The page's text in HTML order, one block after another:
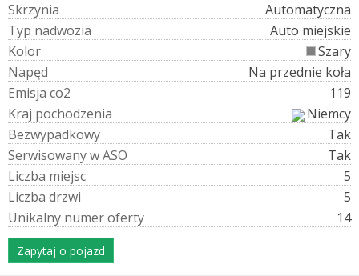
Skrzynia
Automatyczna
Typ nadwozia
Auto miejskie
Kolor
Szary
Napęd
Na przednie koła
Emisja co2
119
Kraj pochodzenia
Niemcy
Bezwypadkowy
Tak
SerwisowanywASO
Tak
Liczba miejsc
5
Liczba drzwi
5
Unikalny numeroferty 14
Zapytaj o pojazd